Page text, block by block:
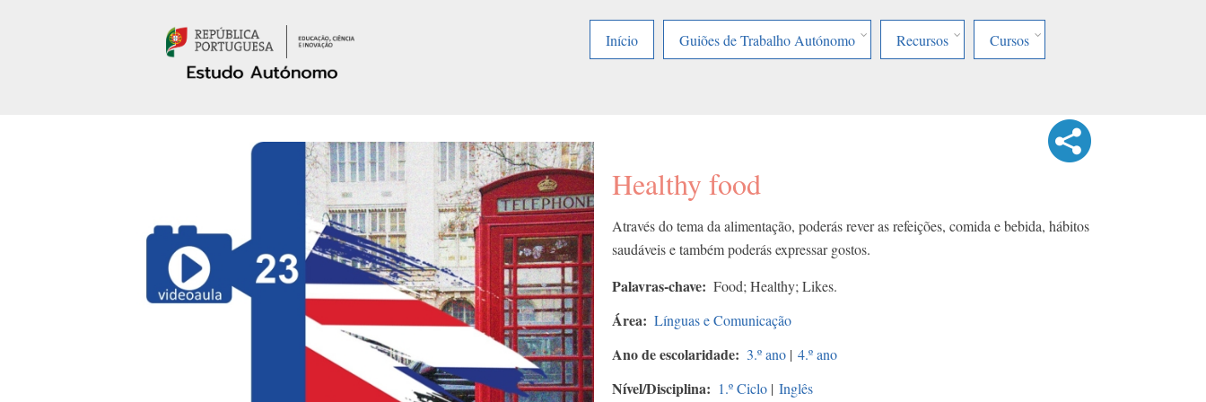
Início
Guiões de Trabalho Autónomo Recursos Cursos
Healthy food
Através do tema da alimentação, poderás rever as refeições, comida e bebida, hábitos
saudáveis e também poderás expressar gostos.
Palavras-chave Food; Healthy; Likes.
Área Línguas e Comunicação
Ano de escolaridade 3.º ano | 4.º ano
Nível/Disciplina 1.º Ciclo | Inglês